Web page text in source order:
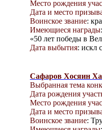
Место рождения
Дата и место
Воинское звание:
Имеющиеся награды
«50 лет победы в
Дата выбытия: искл
Сафаров Хосяин
Выбранная тема
Дата рождения
Место рождения
Дата и место
Воинское звание: